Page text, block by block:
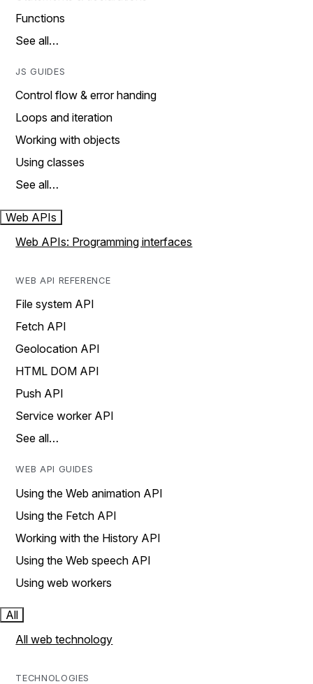
Functions
See all…
JS GUIDES
Control flow & error handing
Loops and iteration
Working with objects
Using classes
See all…
Web APIs
Web APIs: Programming interfaces
WEB API REFERENCE
File system API
Fetch API
Geolocation API
HTML DOM API
Push API
Service worker API
See all…
WEB API GUIDES
Using the Web animation API
Using the Fetch API
Working with the History API
Using the Web speech API
Using web workers
All
All web technology
TECHNOLOGIES